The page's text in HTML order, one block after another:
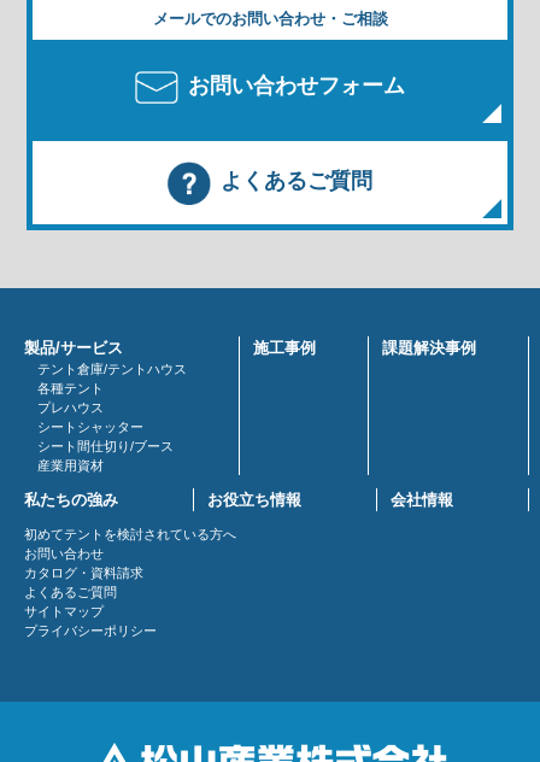
メールでのお問い合わせ・ご相談
お問い合わせフォーム
よくあるご質問
製品/サービス
テント倉庫/テントハウス
各種テント
プレハウス
シートシャッター
シート間仕切り/ブース
産業用資材
施工事例 課題解決事例
私たちの強み お役立ち情報 会社情報
初めてテントを検討されている方へ
お問い合わせ
カタログ・資料請求
よくあるご質問
サイトマップ
プライバシーポリシー